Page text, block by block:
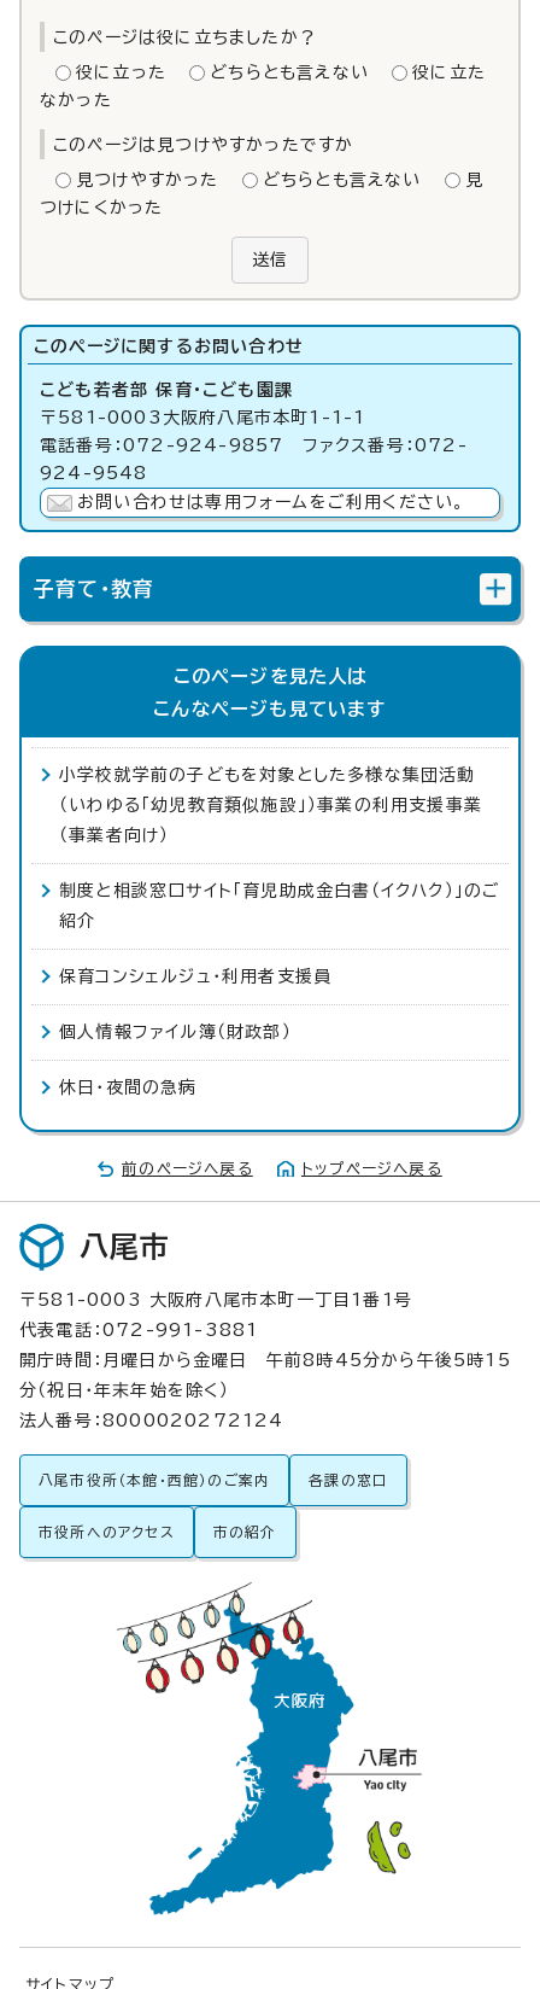
このページは役に立ちましたか？
役に立った どちらとも言えない
役に立た
なかった
このページは見つけやすかったですか
見つけやすかった どちらとも言えない
見
つけにくかった
送信
このページに関する お問い合わせ
こども若者部 保育・こども園課
〒581-0003大阪府八尾市本町1-1-1
電話番号：072-924-9857 ファクス番号：072-
924-9548
お問い合わせは専用フォームをご利用ください。
子育て・教育
このページを見た人は
こんなページも見ています
小学校就学前の子どもを対象とした多様な集団活動
（いわゆる「幼児教育類似施設」）事業の利用支援事業
（事業者向け）
制度と相談窓口サイト「育児助成金白書（イクハク）」のご
紹介
保育コンシェルジュ・利用者支援員
個人情報ファイル簿（財政部）
休日・夜間の急病
前のページへ戻る トップページへ戻る
八尾市
〒581-0003 大阪府八尾市本町一丁目1番1号
代表電話：072-991-3881
開庁時間：月曜日から金曜日 午前8時45分から午後5時15
分（祝日・年末年始を除く）
法人番号：8000020272124
八尾市役所（本館・西館）のご案内 各課の窓口
市役所へのアクセス 市の紹介
サイトマップ